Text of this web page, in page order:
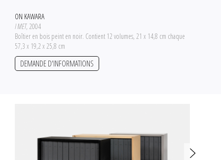
ON KAWARA
I MET, 2004
Boîtier en bois peint en noir. Contient 12 volumes, 21 x 14,8 cm chaque
57,3 x 19,2 x 25,8 cm
DEMANDE D'INFORMATIONS